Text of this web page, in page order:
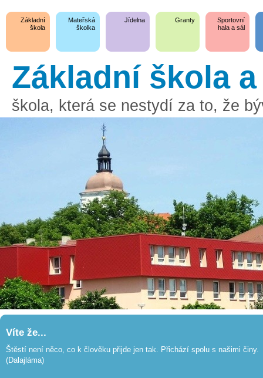
Základní
škola
Mateřská
školka
Jídelna Granty
Sportovní
hala a sál
Základní škola
škola, která se nestydí za to, že
Víte že...
Štěstí není něco, co k člověku přijde jen tak. Přichází spolu s našimi činy.
(Dalajláma)